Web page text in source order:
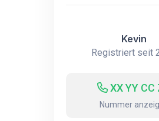
Kevin
Registriert seit
XX YY CC
Nummer